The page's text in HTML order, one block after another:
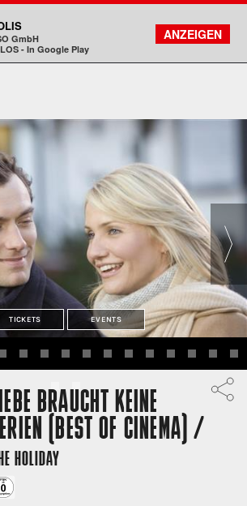
FILMSUCHE
KONTO
TICKETS EVENTS
BRAUCHT KEINE
(BEST OF CINEMA) /
THE HOLIDAY
GmbH
- In Google Play
ANZEIGEN